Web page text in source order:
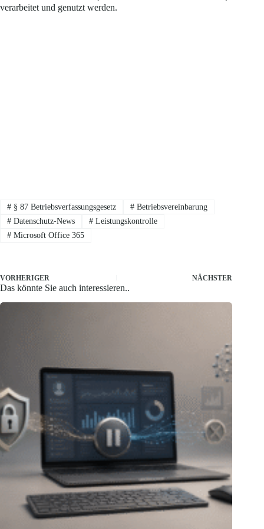
verarbeitet und genutzt werden.
#§ 87 Betriebsverfassungsgesetz #Betriebsvereinbarung
#Datenschutz-News #Leistungskontrolle
#Microsoft Office 365
VORHERIGER NÄCHSTER
Das könnte Sie auch interessieren..